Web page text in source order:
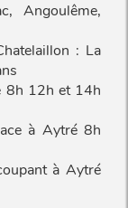
Angoulême,
: La
8h 12h et 14h
à Aytré 8h
à Aytré